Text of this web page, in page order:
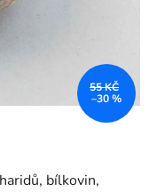
bílkovin,
55 KČ
–30 %